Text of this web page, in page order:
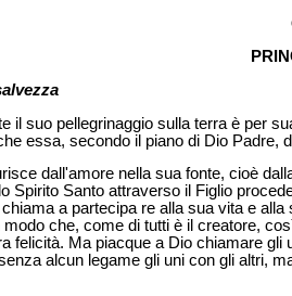
il suo pellegrinaggio sulla terra è per
essa, secondo il piano di Dio Padre,
dall'amore nella sua fonte, cioè
Spirito Santo attraverso il Figlio
a partecipa re alla sua vita e
che, come di tutti è il creatore,
felicità. Ma piacque a Dio chiamare
alcun legame gli uni con gli altri,